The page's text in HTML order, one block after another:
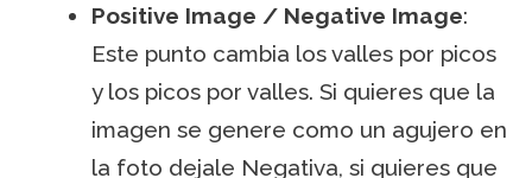
Positive Image / Negative Image:
Este punto cambia los valles por picos
y los picos por valles. Si quieres que la
imagen se genere como un agujero en
la foto dejale Negativa, si quieres que